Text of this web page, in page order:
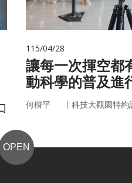
儲存書籤
115/04/28
讓每一次揮空
動科學的普及進
何楷平 ｜ 科技大觀園特約
OPEN